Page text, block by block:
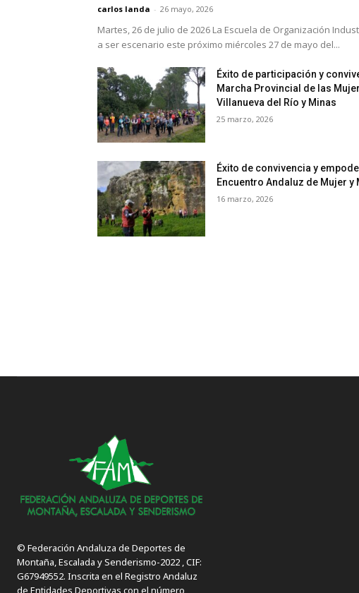
carlos landa - 26 mayo, 2026
Martes, 26 de julio de 2026 La Escuela de Organización
a ser escenario este próximo miércoles 27 de mayo del...
Éxito de participación y
Marcha Provincial de las
Villanueva del Río y Minas
25 marzo, 2026
Éxito de convivencia y
Encuentro Andaluz de Mujer y
16 marzo, 2026
© Federación Andaluza de Deportes de
Montaña, Escalada y Senderismo-2022 , CIF:
G67949552. Inscrita en el Registro Andaluz
de Entidades Deportivas con el número